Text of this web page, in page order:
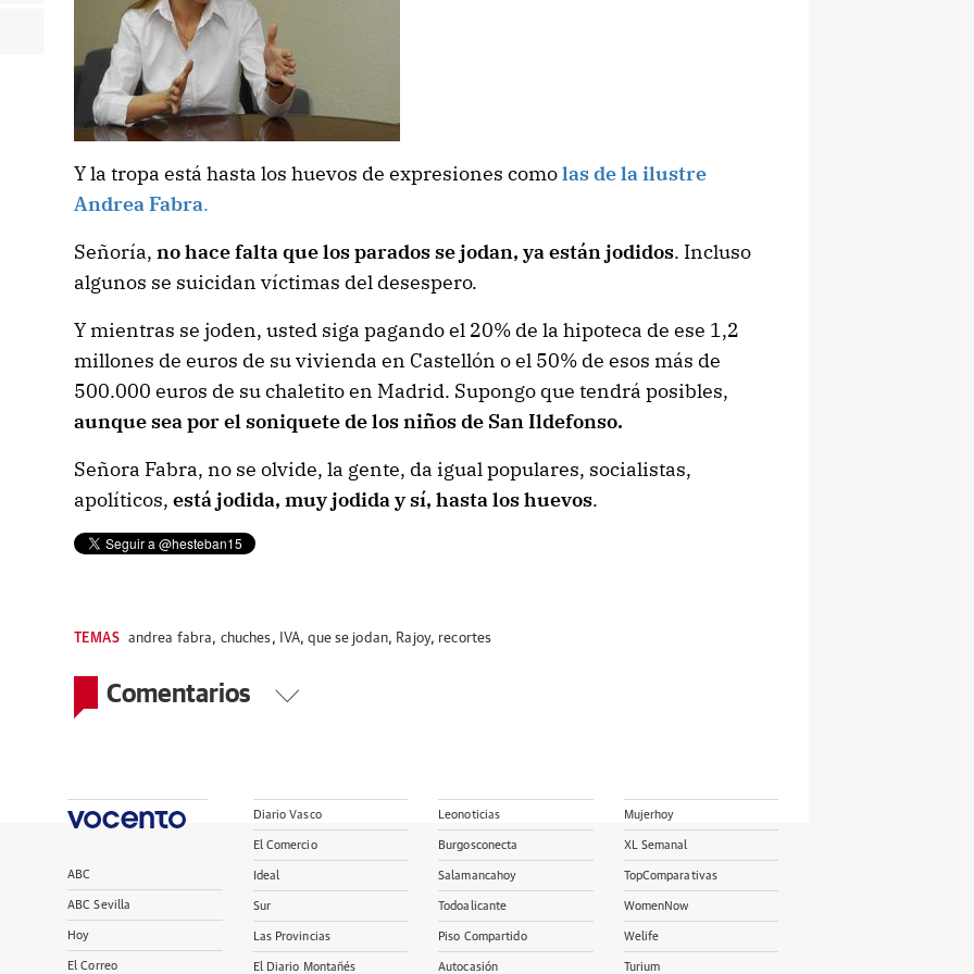
Y la tropa está hasta los huevos de expresiones comolas de la ilustre
Andrea Fabra.
Señoría, no hace falta que los parados se jodan, ya están jodidos. Incluso
algunos se suicidan víctimas del desespero.
Y mientras se joden, usted siga pagando el 20% de la hipoteca de ese 1,2
millones de euros de su vivienda en Castellón o el 50% de esos más de
500.000 euros de su chaletito en Madrid. Supongo que tendrá posibles,
aunque sea por el soniquete de los niños de San Ildefonso.
Señora Fabra, no se olvide, la gente, da igual populares, socialistas,
apolíticos, está jodida, muy jodida y sí, hasta los huevos.
TEMAS andrea fabra, chuches, IVA,que se jodan, Rajoy, recortes
Comentarios
ABC
ABC Sevilla
Hoy
El Correo
Diario Vasco
El Comercio
Ideal
Sur
Las Provincias
El Diario Montañés
Leonoticias
Burgosconecta
Salamancahoy
Todoalicante
Piso Compartido
Autocasión
Mujerhoy
XL Semanal
TopComparativas
WomenNow
Welife
Turium